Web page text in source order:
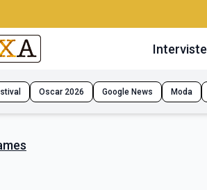
Interviste
Oscar 2026 Google News Moda